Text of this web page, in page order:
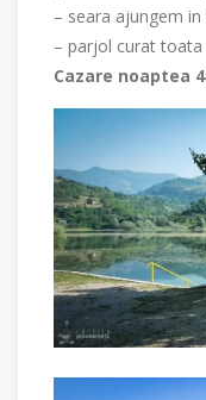
– seara ajungem
– parjol curat
Cazare noaptea